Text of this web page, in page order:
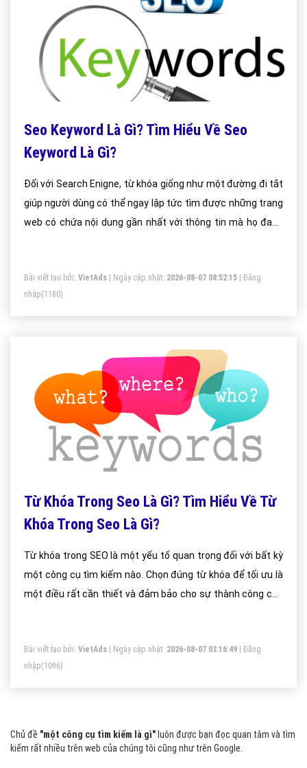
Seo Keyword Là Gì? Tìm Hiểu Về Seo
Keyword Là Gì?
Đối với Search Enigne, từ khóa giống như một đường đi tắt
giúp người dùng có thể ngay lập tức tìm được những trang
web có chứa nội dung gần nhất với thông tin mà họ đang
thông qua tên bài viết (title), nội dung đường dẫn (url), nội
dung các thẻ heading và mật độ các từ trên trang. Đồng
thời, đánh giá mức độ liên quan của trang đối với keyword
Bài viết tạo bởi: VietAds | Ngày cập nhật: 2026-08-07 08:52:15
Đăng
nhập(1180)
Từ Khóa Trong Seo Là Gì? Tìm Hiểu Về Từ
Khóa Trong Seo Là Gì?
Từ khóa trong SEO là một yếu tố quan trọng đối với bất kỳ
một công cụ tìm kiếm nào. Chọn đúng từ khóa để tối ưu là
một điều rất cần thiết và đảm bảo cho sự thành công của
tốn kém về mặt thời gian, mà còn cả tiền bạc và công sức
của doanh nghiệp.
Bài viết tạo bởi: VietAds | Ngày cập nhật: 2026-08-07 03:16:49
Đăng
nhập(1096)
Chủ đề "một công cụ tìm kiếm là gì" luôn được bạn đọc quan tâm và tìm
kiếm rất nhiều trên web của chúng tôi cũng như trên Google.